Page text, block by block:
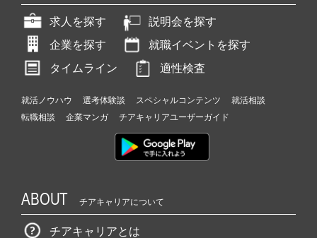
求人を探す
説明会を探す
企業を探す
就職イベントを探す
タイムライン
適性検査
就活ノウハウ 選考体験談 スペシャルコンテンツ
就活相談
転職相談
企業マンガ チアキャリアユーザーガイド
ABOUT チアキャリアについて
チアキャリアとは